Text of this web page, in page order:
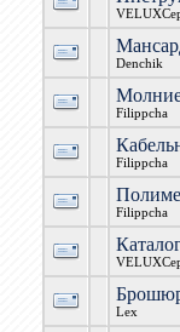
Denchik
Filippcha
Filippcha
Filippcha
Lex